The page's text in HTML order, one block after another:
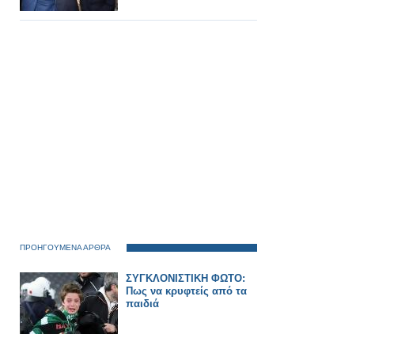
ΠΡΟΗΓΟΥΜΕΝΑ ΑΡΘΡΑ
ΣΥΓΚΛΟΝΙΣΤΙΚΗ ΦΩΤΟ:
Πως να κρυφτείς από τα
παιδιά